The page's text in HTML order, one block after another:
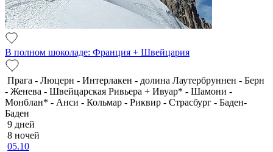
В полном шоколаде: Франция + Швейцария
Прага - Люцерн - Интерлакен - долина Лаутербруннен - Берн
- Женева - Швейцарская Ривьера + Ивуар* - Шамони -
Монблан* - Анси - Кольмар - Риквир - Страсбург - Баден-
Баден
9 дней
8 ночей
05.10